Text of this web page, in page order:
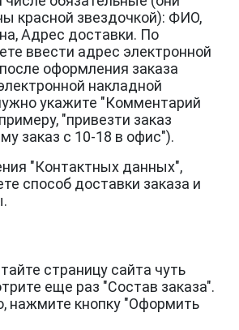
красной звездочкой): ФИО,
Адрес доставки. По
ввести адрес электронной
оформления заказа
накладной
укажите "Комментарий
"привезти заказ
заказ с 10-18 в офис").
"Контактных данных",
способ доставки заказа и
страницу сайта чуть
еще раз "Состав заказа".
нажмите кнопку "Оформить